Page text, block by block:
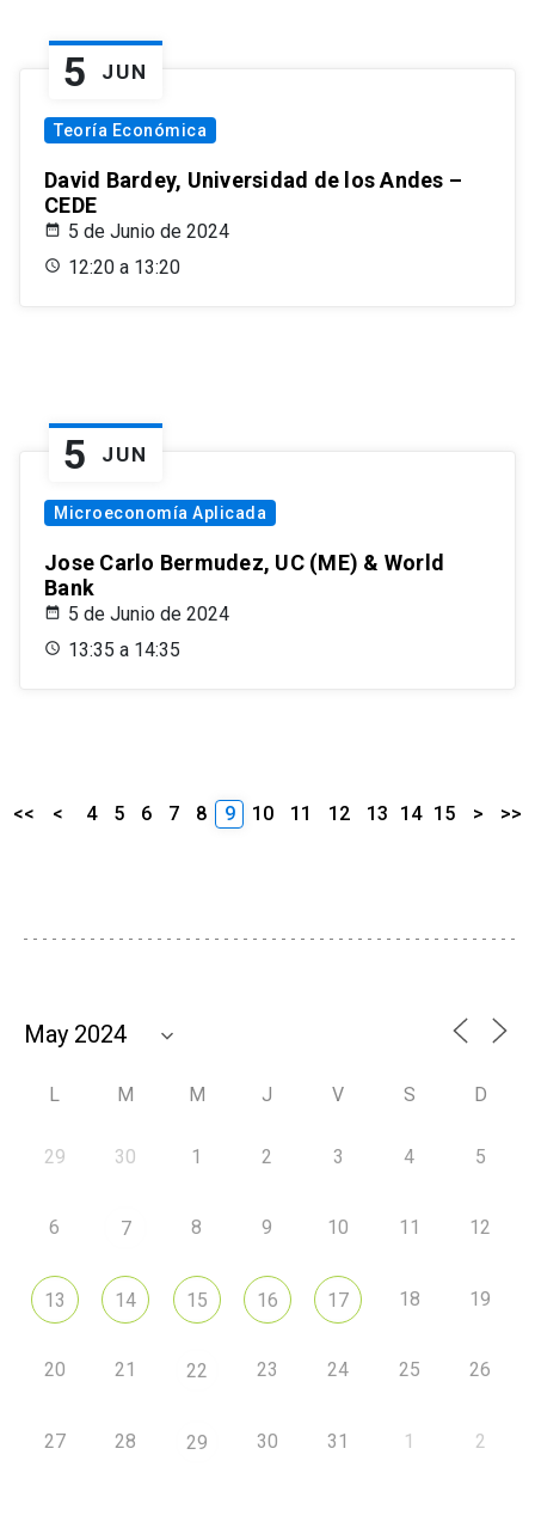
5 JUN
Teoría Económica
David Bardey, Universidad de los Andes –
CEDE
5 de Junio de 2024
12:20 a 13:20
5 JUN
Microeconomía Aplicada
Jose Carlo Bermudez, UC (ME) & World
Bank
5 de Junio de 2024
13:35 a 14:35
<< < 4 5 6 7 8 9 10 11 12 13 14 15 > >>
L M M J V S D
29 30 1 2 3 4 5
6 7 8 9 10 11 12
13 14 15 16 17 18 19
20 21 22 23 24 25 26
27 28 29 30 31 1 2